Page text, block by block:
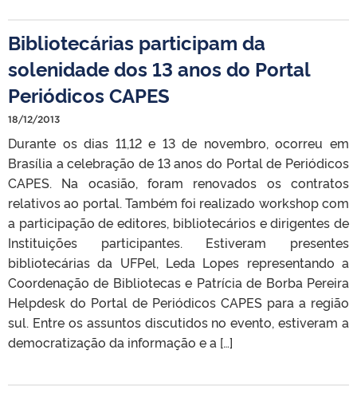
Bibliotecárias participam da
solenidade dos 13 anos do Portal
Periódicos CAPES
18/12/2013
Durante os dias 11,12 e 13 de novembro, ocorreu em
Brasília a celebração de 13 anos do Portal de Periódicos
CAPES. Na ocasião, foram renovados os contratos
relativos ao portal. Também foi realizado workshop com
a participação de editores, bibliotecários e dirigentes de
Instituições participantes. Estiveram presentes
bibliotecárias da UFPel, Leda Lopes representando a
Coordenação de Bibliotecas e Patrícia de Borba Pereira
Helpdesk do Portal de Periódicos CAPES para a região
sul. Entre os assuntos discutidos no evento, estiveram a
democratização da informação e a […]